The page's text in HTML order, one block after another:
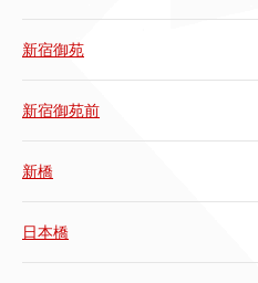
新宿御苑
新宿御苑前
新橋
日本橋